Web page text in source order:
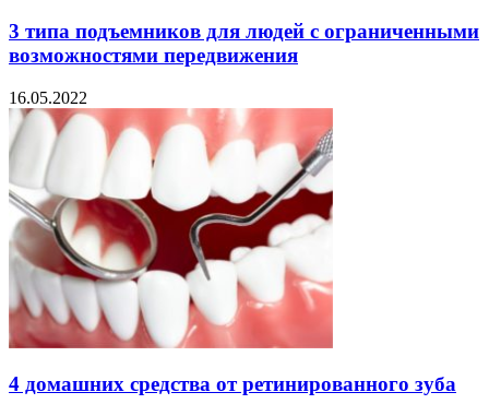
3 типа подъемников для людей с ограниченными
возможностями передвижения
16.05.2022
4 домашних средства от ретинированного зуба